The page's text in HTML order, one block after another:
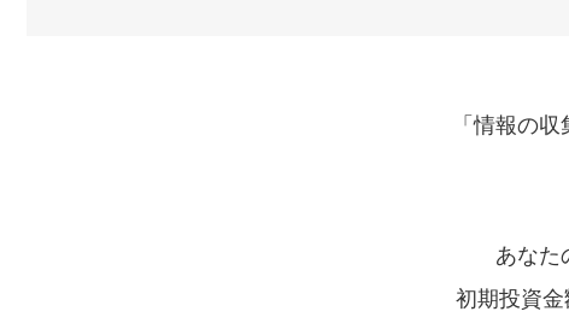
「情報の
あなた
初期投資金